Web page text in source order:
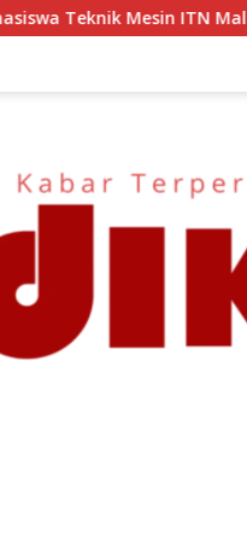
Raih Predikat The Best